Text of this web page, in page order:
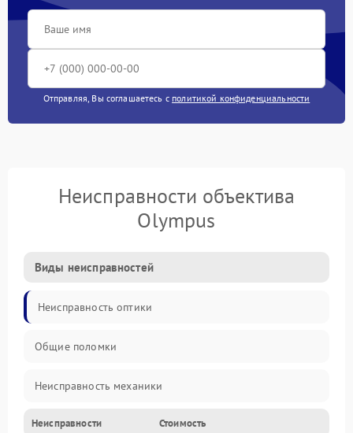
Отправляя, Вы соглашаетесь с политикой конфиденциальности
Неисправности объектива
Olympus
Виды неисправностей
Неисправность оптики
Общие поломки
Неисправность механики
Неисправность электроники (если объектив с мотором/
Неисправности Стоимость